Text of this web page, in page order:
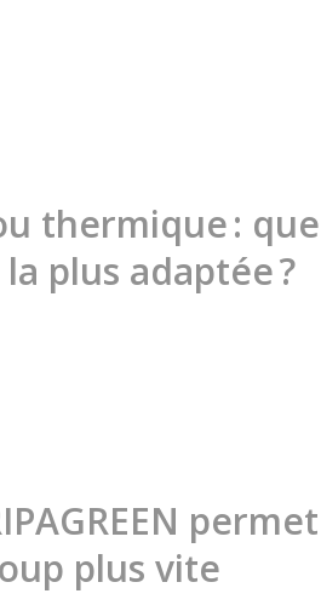
thermique :
plus adaptée ?
plus vite